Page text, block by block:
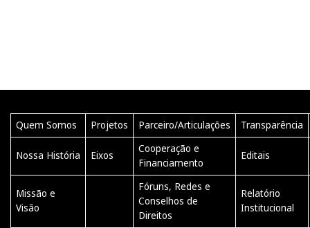
Quem Somos Projetos Parceiro/Articulações Transparência
Nossa História Eixos
Cooperação e
Financiamento
Editais
Missão e
Visão
Fóruns, Redes e
Conselhos de
Direitos
Relatório
Institucional